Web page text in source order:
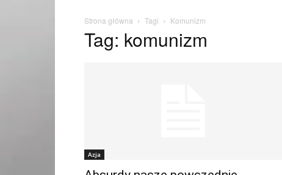
Strona główna Tagi Komunizm
Tag: komunizm
Azja